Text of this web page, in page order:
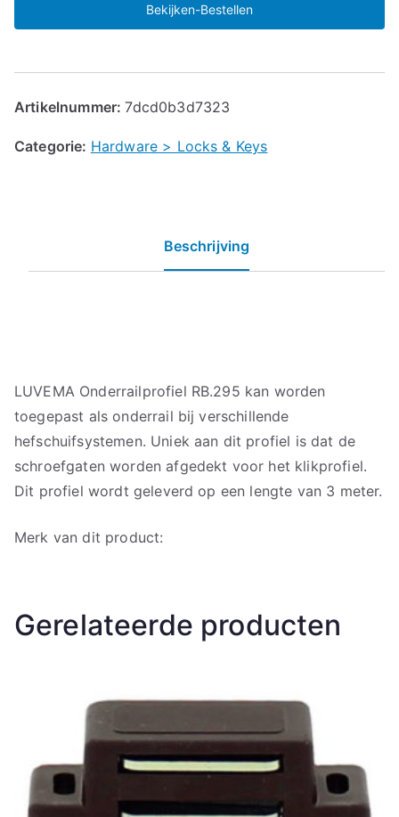
Bekijken-Bestellen
Artikelnummer:7dcd0b3d7323
Categorie: Hardware > Locks & Keys
Beschrijving
LUVEMA Onderrailprofiel RB.295 kan worden
toegepast als onderrail bij verschillende
hefschuifsystemen. Uniek aan dit profiel is dat de
schroefgaten worden afgedekt voor het klikprofiel.
Dit profiel wordt geleverd op een lengte van 3 meter.
Merk van dit product:
Gerelateerde producten